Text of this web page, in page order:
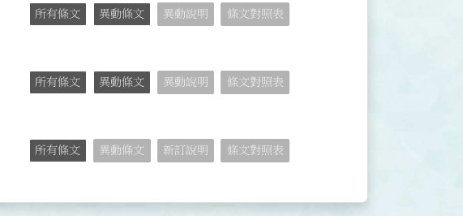
所有條文 異動條文 異動說明 條文對照表
所有條文 異動條文 異動說明 條文對照表
所有條文 異動條文 新訂說明 條文對照表